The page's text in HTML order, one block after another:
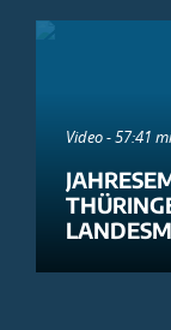
Video - 57:41